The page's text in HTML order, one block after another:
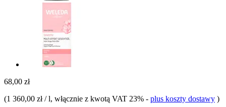
68,00 zł
(1 360,00 zł / l, włącznie z kwotą VAT 23% - plus koszty dostawy )